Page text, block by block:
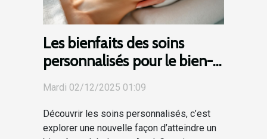
Les bienfaits des soins
personnalisés pour le bien-
Mardi 02/12/2025 01:09
Découvrir les soins personnalisés, c’est
explorer une nouvelle façon d’atteindre un